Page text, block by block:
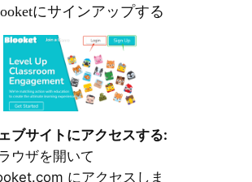
にサインアップする
ブサイトにアクセスする:
ウザを開いて
にアクセスしま